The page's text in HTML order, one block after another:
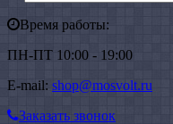
Время работы:
ПН-ПТ 10:00 - 19:00
E-mail: shop@mosvolt.ru
Заказать звонок